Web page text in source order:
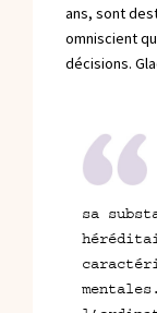
ans, sont
omniscient
décisions.
sa